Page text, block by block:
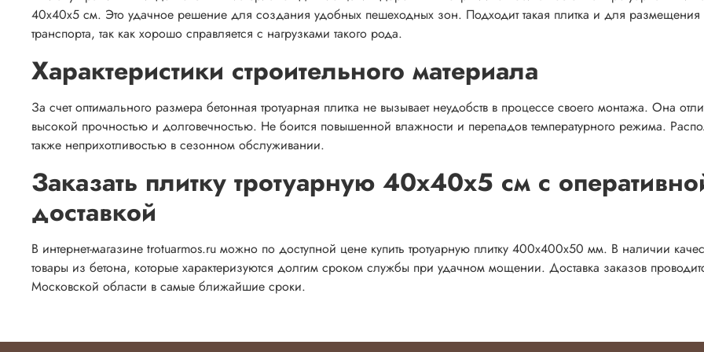
40х40х5 см. Это удачное решение для создания удобных пешеходных зон. Подходит такая плитка и для размещения
транспорта, так как хорошо справляется с нагрузками такого рода.
Характеристики строительного материала
За счет оптимального размера бетонная тротуарная плитка не вызывает неудобств в процессе своего монтажа. Она
высокой прочностью и долговечностью. Не боится повышенной влажности и перепадов температурного режима.
также неприхотливостью в сезонном обслуживании.
Заказать плитку тротуарную 40х40х5 см с
доставкой
В интернет-магазине trotuarmos.ru можно по доступной цене купить тротуарную плитку 400х400х50 мм. В наличии
товары из бетона, которые характеризуются долгим сроком службы при удачном мощении. Доставка заказов
Московской области в самые ближайшие сроки.